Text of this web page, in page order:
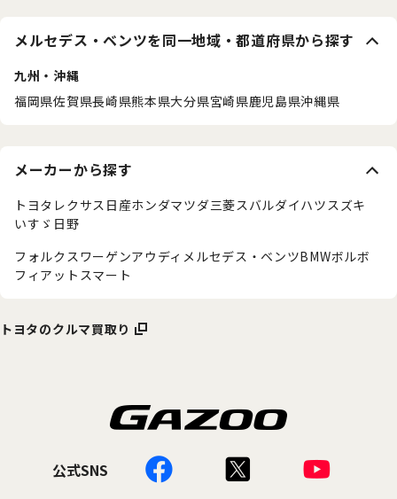
メルセデス・ベンツを同一地域・都道府県から探す
九州・沖縄
福岡県佐賀県長崎県熊本県大分県宮崎県鹿児島県沖縄県
メーカーから探す
トヨタ レクサス 日産ホンダマツダ三菱スバルダイハツ スズキ
いすゞ 日野
フォルクスワーゲンアウディ メルセデス・ベンツBMWボルボ
フィアット スマート
トヨタのクルマ買取り
公式SNS